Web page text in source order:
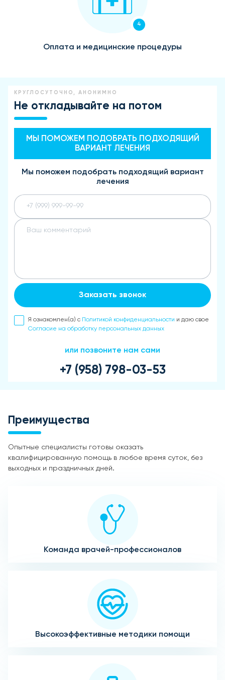
4
Оплата и медицинские процедуры
КРУГЛОСУТОЧНО, АНОНИМНО
Не откладывайте на потом
МЫ ПОМОЖЕМ ПОДОБРАТЬ ПОДХОДЯЩИЙ
ВАРИАНТ ЛЕЧЕНИЯ
Мы поможем подобрать подходящий вариант
лечения
Заказать звонок
Я ознакомлен(а) с Политикой конфиденциальности и даю свое
Согласие на обработку персональных данных
или позвоните нам сами
+7 (958) 798-03-53
Преимущества
Опытные специалисты готовы оказать
квалифицированную помощь в любое время суток, без
выходных и праздничных дней.
Команда врачей-профессионалов
Высокоэффективные методики помощи